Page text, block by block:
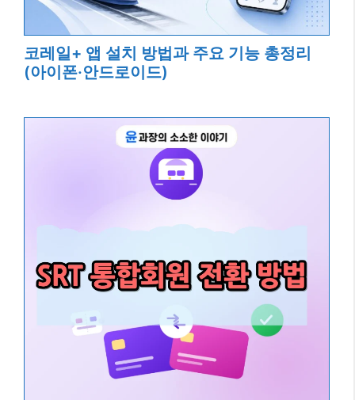
코레일+ 앱 설치 방법과 주요 기능 총정리
(아이폰·안드로이드)